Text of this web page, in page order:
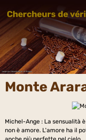
Chercheurs de
Monte
Michel-Ange : La sensualità
non è amore. L'amore ha il